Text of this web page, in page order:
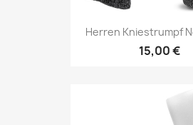
Herren Kniestrumpf
15,00 €